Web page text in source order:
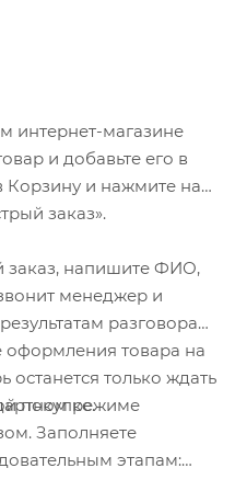
для простой,
для повышения
ремней.
для дополнительной
интернет-магазине
и добавьте его в
Корзину и нажмите на
заказ».
заказ, напишите ФИО,
менеджер и
разговора
товара на
останется только ждать
покупке.режиме
Заполняете
этапам: